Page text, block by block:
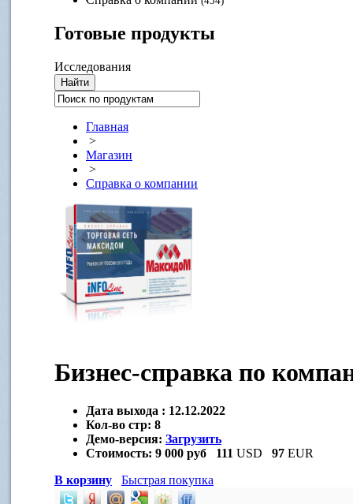
Готовые продукты
Исследования
Главная
>
Магазин
>
Справка о компании
Бизнес-справка по
Дата выхода : 12.12.2022
Кол-во стр: 8
Демо-версия: Загрузить
Стоимость: 9 000 руб 111 USD 97 EUR
В корзину
Быстрая покупка